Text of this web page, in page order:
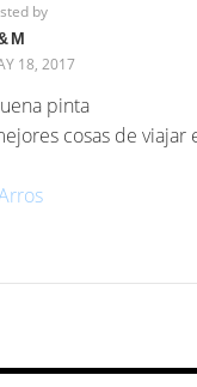
by
18, 2017
pinta
cosas de viajar